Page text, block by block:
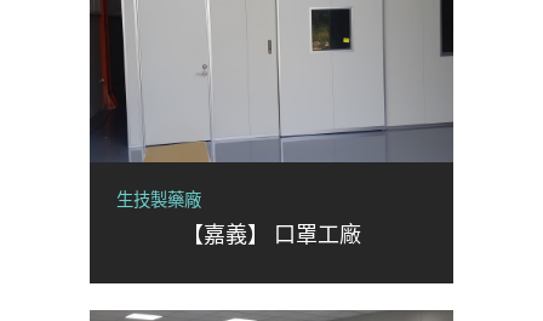
生技製藥廠
【嘉義】 口罩工廠